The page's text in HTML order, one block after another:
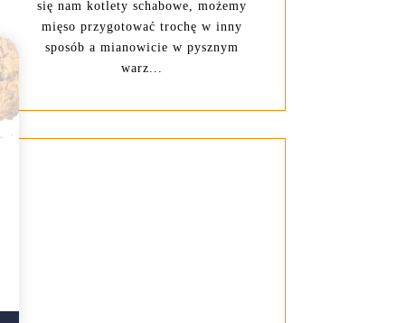
się nam kotlety schabowe, możemy
mięso przygotować trochę w inny
sposób a mianowicie w pysznym
warz...